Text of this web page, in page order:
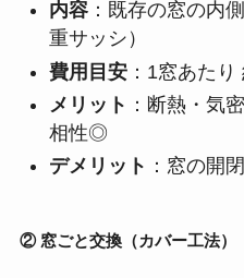
内容：既存の窓の内
重サッシ）
費用目安：1窓あたり
メリット ：断熱・気
相性◎
デメリット ：窓の開
② 窓ごと交換（カバー工法）